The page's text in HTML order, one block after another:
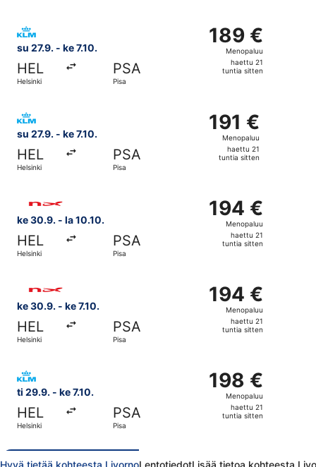
su 27.9. - ke 7.10.
HEL
Helsinki
PSA
Pisa
189 €
Menopaluu,
haettu
189 €
Menopaluu
haettu 21
tuntia sitten
su 27.9. - ke 7.10.
HEL
Helsinki
PSA
Pisa
191 €
Menopaluu,
haettu
21
191 €
Menopaluu
haettu 21
tuntia sitten
ke 30.9. - la 10.10.
HEL
Helsinki
PSA
Pisa
194 €
Menopaluu,
haettu
194 €
Menopaluu
haettu 21
tuntia sitten
ke 30.9. - ke 7.10.
HEL
Helsinki
PSA
Pisa
194 €
Menopaluu,
haettu
194 €
Menopaluu
haettu 21
tuntia sitten
ti 29.9. - ke 7.10.
HEL
Helsinki
PSA
Pisa
198 €
Menopaluu,
haettu
198 €
Menopaluu
haettu 21
tuntia sitten
Valitse lentoyhtiön KLM lento, lähtö ti 29.9. kohteesta